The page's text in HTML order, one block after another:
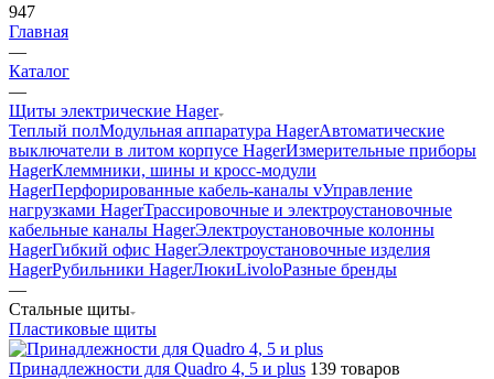
947
Главная
—
Каталог
—
Щиты электрические Hager
Теплый полМодульная аппаратура HagerАвтоматические
выключатели в литом корпусе HagerИзмерительные приборы
HagerКлеммники, шины и кросс-модули
HagerПерфорированные кабель-каналы vУправление
нагрузками HagerТрассировочные и электроустановочные
кабельные каналы HagerЭлектроустановочные колонны
HagerГибкий офис HagerЭлектроустановочные изделия
HagerРубильники HagerЛюкиLivoloРазные бренды
—
Стальные щиты
Пластиковые щиты
Принадлежности для Quadro 4, 5 и plus 139 товаров